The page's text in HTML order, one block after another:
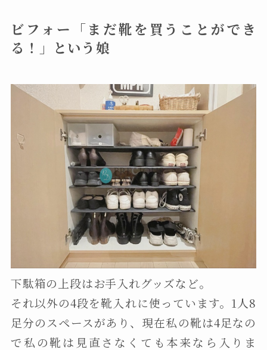
ビフォー「まだ靴を買うことができ
る！」という娘
下駄箱の上段はお手入れグッズなど。
それ以外の4段を靴入れに使っています。1人8
足分のスペースがあり、現在私の靴は4足なの
で私の靴は見直さなくても本来なら入りま